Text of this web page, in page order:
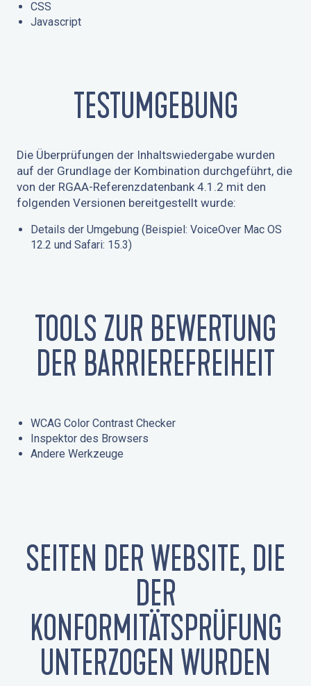
CSS
Javascript
TESTUMGEBUNG
Die Überprüfungen der Inhaltswiedergabe wurden
auf der Grundlage der Kombination durchgeführt, die
von der RGAA-Referenzdatenbank 4.1.2 mit den
folgenden Versionen bereitgestellt wurde:
Details der Umgebung (Beispiel: VoiceOver Mac OS
12.2 und Safari: 15.3)
TOOLS ZUR BEWERTUNG
DER BARRIEREFREIHEIT
WCAG Color Contrast Checker
Inspektor des Browsers
Andere Werkzeuge
SEITEN DER WEBSITE, DIE
DER
KONFORMITÄTSPRÜFUNG
UNTERZOGEN WURDEN